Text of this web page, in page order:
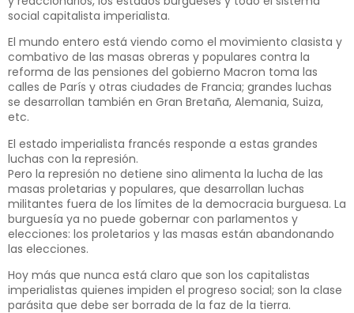
social capitalista imperialista.
El mundo entero está viendo como el movimiento clasista y
combativo de las masas obreras y populares contra la
reforma de las pensiones del gobierno Macron toma las
calles de París y otras ciudades de Francia; grandes luchas
se desarrollan también en Gran Bretaña, Alemania, Suiza,
etc.
El estado imperialista francés responde a estas grandes
luchas con la represión.
Pero la represión no detiene sino alimenta la lucha de las
masas proletarias y populares, que desarrollan luchas
militantes fuera de los límites de la democracia burguesa. La
burguesía ya no puede gobernar con parlamentos y
elecciones: los proletarios y las masas están abandonando
las elecciones.
Hoy más que nunca está claro que son los capitalistas
imperialistas quienes impiden el progreso social; son la clase
parásita que debe ser borrada de la faz de la tierra.